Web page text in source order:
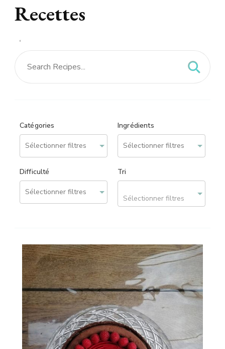
Recettes
Catégories Ingrédients
Difficulté Tri
Sélectionner filtres